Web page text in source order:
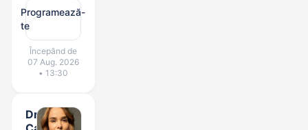
Programează-
te
Începând de
07 Aug. 2026
• 13:30
Dr.